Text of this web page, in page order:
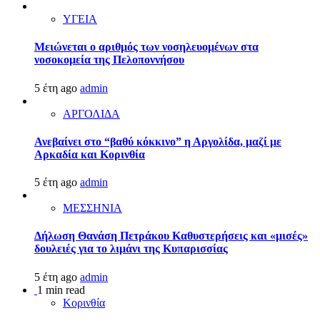
ΥΓΕΙΑ
Μειώνεται ο αριθμός των νοσηλευομένων στα
νοσοκομεία της Πελοποννήσου
5 έτη ago admin
ΑΡΓΟΛΙΔΑ
Ανεβαίνει στο “βαθύ κόκκινο” η Αργολίδα, μαζί με
Αρκαδία και Κορινθία
5 έτη ago admin
ΜΕΣΣΗΝΙΑ
Δήλωση Θανάση Πετράκου Καθυστερήσεις και «μισές»
δουλειές για το λιμάνι της Κυπαρισσίας
5 έτη ago admin
1 min read
Κορινθία